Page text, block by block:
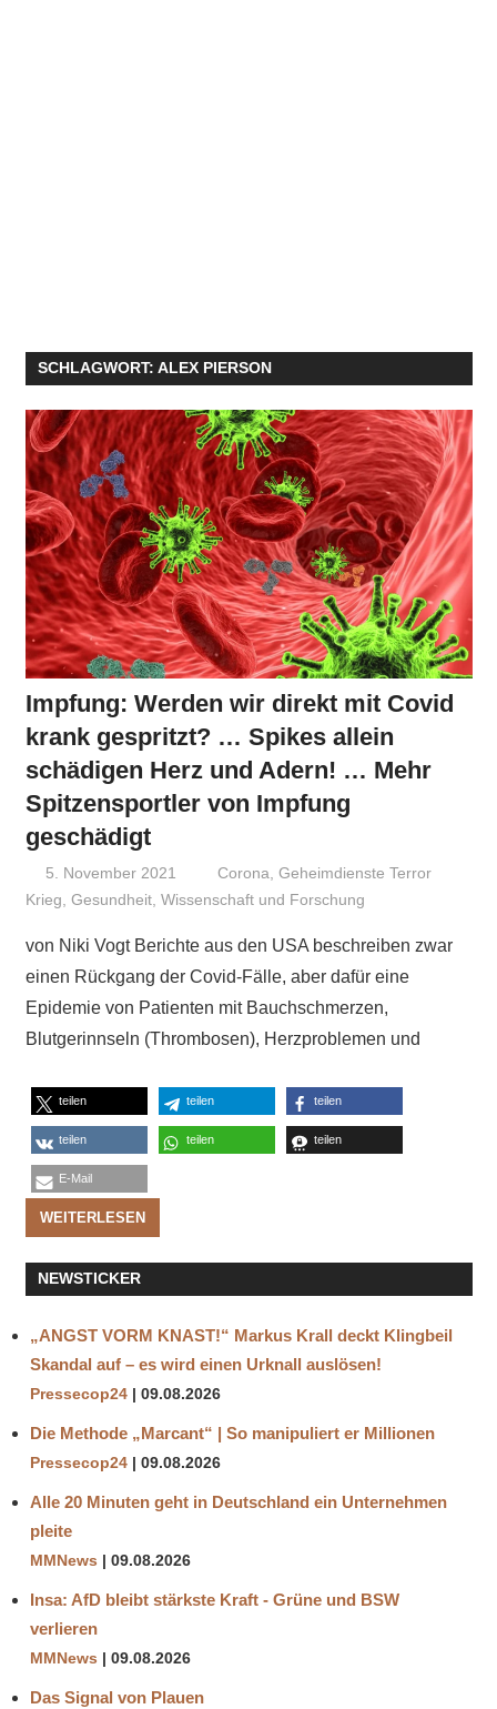
SCHLAGWORT: ALEX PIERSON
Impfung: Werden wir direkt mit Covid
krank gespritzt? … Spikes allein
schädigen Herz und Adern! … Mehr
Spitzensportler von Impfung
geschädigt
5. November 2021 Niki Vogt
Corona,Geheimdienste Terror
Krieg, Gesundheit, Wissenschaft und Forschung
von Niki Vogt Berichte aus den USA beschreiben zwar
einen Rückgang der Covid-Fälle, aber dafür eine
Epidemie von Patienten mit Bauchschmerzen,
Blutgerinnseln (Thrombosen), Herzproblemen und
teilen teilen teilen
teilen teilen teilen
E-Mail
WEITERLESEN
NEWSTICKER
„ANGST VORM KNAST!“ Markus Krall deckt Klingbeil
Skandal auf – es wird einen Urknall auslösen!
Pressecop24 09.08.2026
Die Methode „Marcant“ | So manipuliert er Millionen
Pressecop24 09.08.2026
Alle 20 Minuten geht in Deutschland ein Unternehmen
pleite
MMNews 09.08.2026
Insa: AfD bleibt stärkste Kraft - Grüne und BSW
verlieren
MMNews 09.08.2026
Das Signal von Plauen